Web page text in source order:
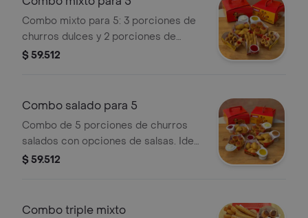
Combo mixto para 5: 3 porciones de
churros dulces y 2 porciones de
churros salados a elección. Incluye
$ 59.512
Combo salado para 5
Combo de 5 porciones de churros
salados con opciones de salsas. Ideal
para compartir.
$ 59.512
Combo triple mixto